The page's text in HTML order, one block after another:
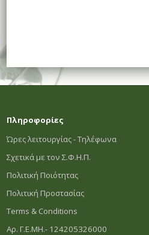
Πληροφορίες
Ώρες λειτουργίας - Τηλέφωνα
Σχετικά με τον Σ.Φ.Η.Π.
Πολιτική Ποιότητας
Πολιτική Προστασίας
Terms & Conditions
Αρ. Γ.Ε.ΜΗ.- 124205326000